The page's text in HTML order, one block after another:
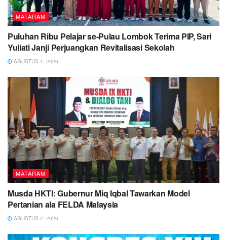
MATARAM
Puluhan Ribu Pelajar se-Pulau Lombok Terima PIP, Sari
Yuliati Janji Perjuangkan Revitalisasi Sekolah
AGUSTUS 4, 2026
MATARAM
Musda HKTI: Gubernur Miq Iqbal Tawarkan Model
Pertanian ala FELDA Malaysia
AGUSTUS 2, 2026